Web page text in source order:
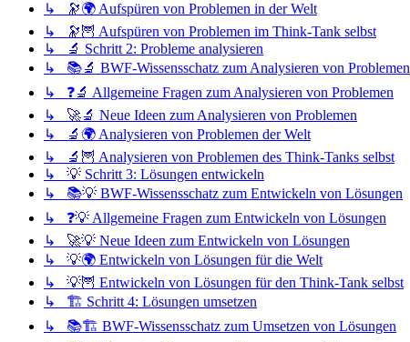
↳ 🔭🌍 Aufspüren von Problemen in der Welt
↳ 🔭🦉 Aufspüren von Problemen im Think-Tank selbst
↳ 🔬 Schritt 2: Probleme analysieren
↳ 📚🔬 BWF-Wissensschatz zum Analysieren von Problemen
↳ ❓🔬 Allgemeine Fragen zum Analysieren von Problemen
↳ 🚀🔬 Neue Ideen zum Analysieren von Problemen
↳ 🔬🌍 Analysieren von Problemen der Welt
↳ 🔬🦉 Analysieren von Problemen des Think-Tanks selbst
↳ 💡 Schritt 3: Lösungen entwickeln
↳ 📚💡 BWF-Wissensschatz zum Entwickeln von Lösungen
↳ ❓💡 Allgemeine Fragen zum Entwickeln von Lösungen
↳ 🚀💡 Neue Ideen zum Entwickeln von Lösungen
↳ 💡🌍 Entwickeln von Lösungen für die Welt
↳ 💡🦉 Entwickeln von Lösungen für den Think-Tank selbst
↳ 🏗️ Schritt 4: Lösungen umsetzen
↳ 📚🏗️ BWF-Wissensschatz zum Umsetzen von Lösungen